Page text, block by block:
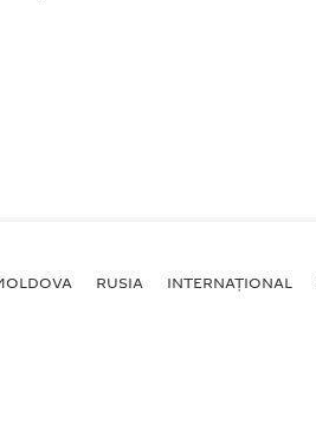
RUSIA INTERNAȚIONAL